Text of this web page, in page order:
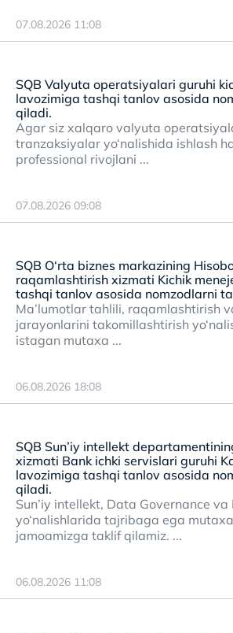
07.08.2026 11:08
SQB Valyuta operatsiyalari guruhi
lavozimiga tashqi tanlov asosida
qiladi.
Agar siz xalqaro valyuta
tranzaksiyalar yo‘nalishida ishlash
professional rivojlani ...
07.08.2026 09:08
SQB O‘rta biznes markazining
raqamlashtirish xizmati Kichik
tashqi tanlov asosida nomzodlarni
Ma’lumotlar tahlili, raqamlashtirish
jarayonlarini takomillashtirish
istagan mutaxa ...
06.08.2026 18:08
SQB Sun’iy intellekt
xizmati Bank ichki servislari guruhi
lavozimiga tashqi tanlov asosida
qiladi.
Sun’iy intellekt, Data Governance va
yo‘nalishlarida tajribaga ega
jamoamizga taklif qilamiz. ...
06.08.2026 11:08